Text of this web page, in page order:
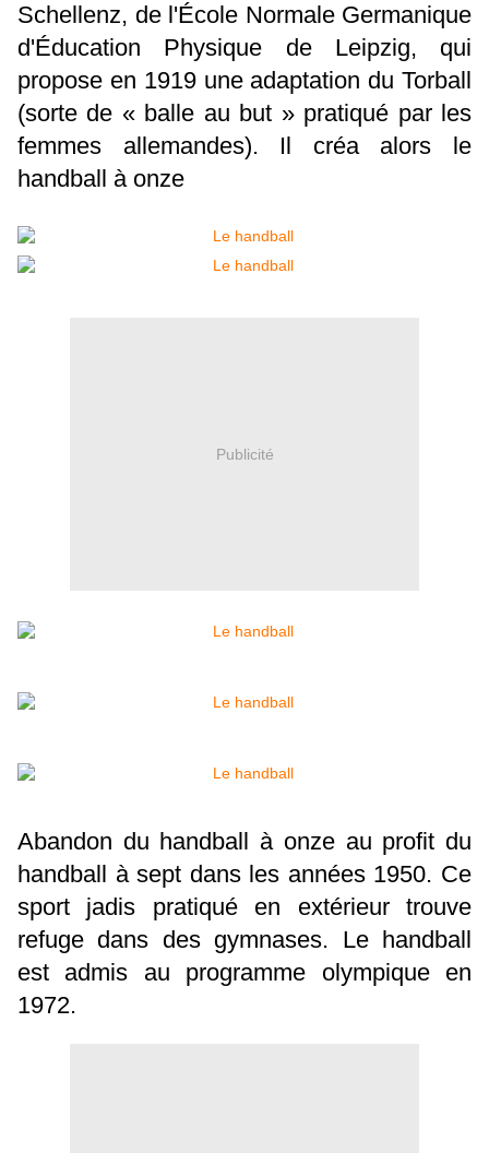
Schellenz, de l'École Normale Germanique
d'Éducation Physique de Leipzig, qui
propose en 1919 une adaptation du Torball
(sorte de « balle au but » pratiqué par les
femmes allemandes). Il créa alors le
handball à onze
Publicité
Abandon du handball à onze au profit du
handball à sept dans les années 1950. Ce
sport jadis pratiqué en extérieur trouve
refuge dans des gymnases. Le handball
est admis au programme olympique en
1972.